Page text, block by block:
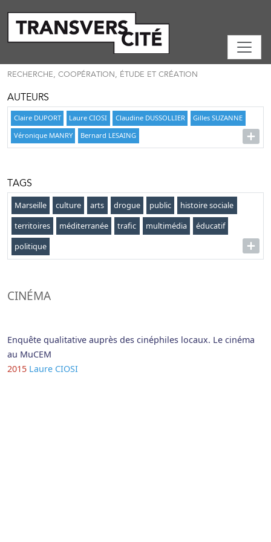
RECHERCHE, COOPÉRATION, ÉTUDE ET CRÉATION
AUTEURS
Claire DUPORT Laure CIOSI Claudine DUSSOLLIER
Gilles SUZANNE
Véronique MANRY
Bernard LESAING
TAGS
Marseille culture arts drogue public
histoire sociale
territoires
méditerranée trafic multimédia
éducatif
politique
CINÉMA
Enquête qualitative auprès des cinéphiles locaux. Le cinéma
au MuCEM
2015 Laure CIOSI